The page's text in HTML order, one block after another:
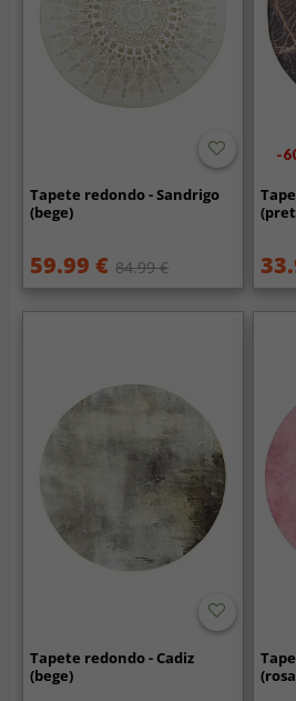
Tapete redondo - Sandrigo
(bege)
59.99 € 84.99 €
-
Tapete redondo - Cadiz
(bege)